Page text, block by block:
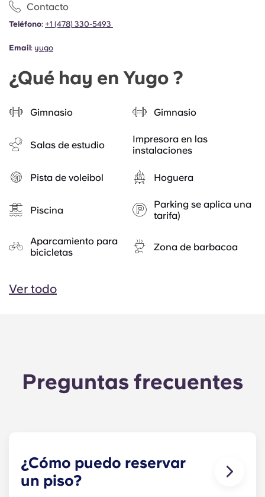
Contacto
Teléfono: +1 (478) 330-5493
Email: yugo
¿Qué hay en Yugo ?
Gimnasio Gimnasio
Salas de estudio
Impresora en las
instalaciones
Pista de voleibol Hoguera
Piscina
Parking se aplica una
tarifa)
Aparcamiento para
bicicletas
Zona de barbacoa
Ver todo
Preguntas frecuentes
¿Cómo puedo reservar
un piso?